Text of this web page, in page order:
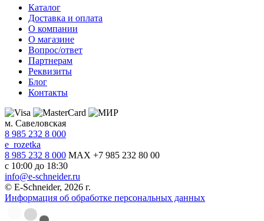
Каталог
Доставка и оплата
О компании
О магазине
Вопрос/ответ
Партнерам
Реквизиты
Блог
Контакты
м. Савеловская
8 985 232 8 000
e_rozetka
8 985 232 8 000 MAX +7 985 232 80 00
с 10:00 до 18:30
info@e-schneider.ru
© E-Schneider, 2026 г.
Информация об обработке персональных данных